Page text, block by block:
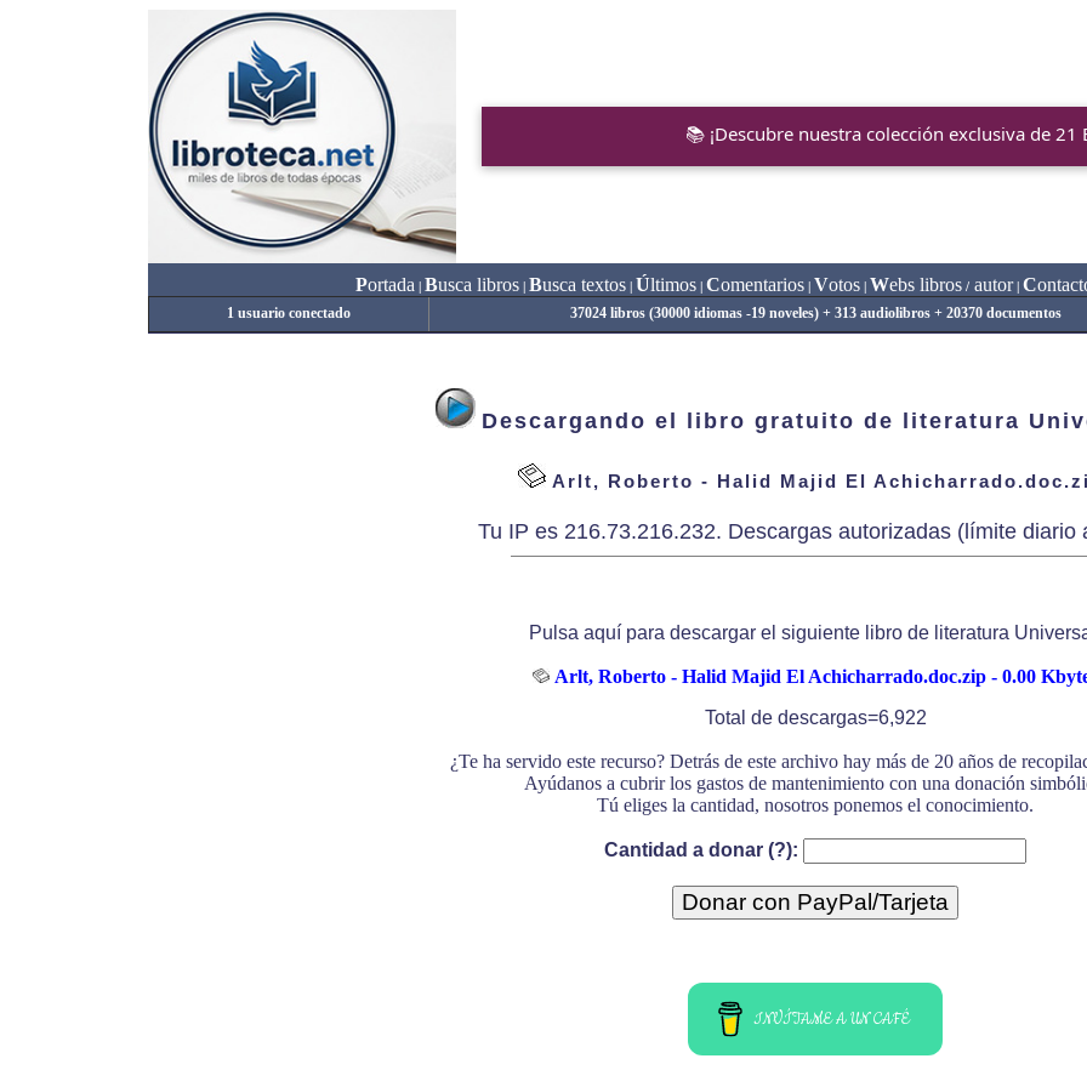
📚 ¡Descubre nuestra colección exclusiva de 21
Portada Busca libros| Busca textos| Últimos| Comentarios| Votos| Webs libros/autor| C
1 usuario conectado 37024 libros (30000 idiomas -19 noveles) + 313 audiolibros + 20370 documentos
Descargando el libro gratuito de literatura
Arlt, Roberto - Halid Majid El
Tu IP es 216.73.216.232. Descargas autorizadas (límite diario
Pulsa aquí para descargar el siguiente libro de literatura
Arlt, Roberto - Halid Majid El Achicharrado.doc.zip - 0.00
Total de descargas=6,922
¿Te ha servido este recurso? Detrás de este archivo hay más de 20 años de
Ayúdanos a cubrir los gastos de mantenimiento con una donación
Tú eliges la cantidad, nosotros ponemos el conocimiento.
Cantidad a donar (?):
INVÍTAME A UN CAFÉ